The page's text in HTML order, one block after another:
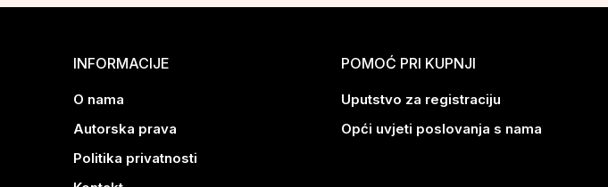
INFORMACIJE
O nama
Autorska prava
Politika privatnosti
POMOĆ PRI KUPNJI
Uputstvo za registraciju
Opći uvjeti poslovanja s nama